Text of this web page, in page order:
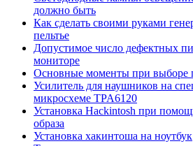
должно быть
Как сделать своими руками
пельтье
Допустимое число дефектных
мониторе
Основные моменты при выборе
Усилитель для наушников на
микросхеме TPA6120
Установка Hackintosh при
образа
Установка хакинтоша на ноутбук